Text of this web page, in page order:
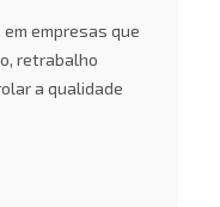
em empresas que
retrabalho
a qualidade